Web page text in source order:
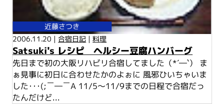
近藤さつき
2006.11.20 | 合宿日記 |料理
Satsuki's レシピ ヘルシー豆腐ハンバーグ
先日まで初の大阪リハビリ合宿してました（*´―`） ま
ぁ見事に初日に合わせたかのよぉに 風邪ひいちゃいま
した･･･(;￣―￣A 11/5～11/9までの日程で合宿だっ
たんだけど...